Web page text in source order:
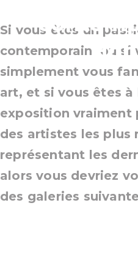
Si vous êtes un
contemporain, ou si
simplement vous
art, et si vous êtes à
exposition vraiment
des artistes les plus
représentant les
alors vous devriez
des galeries